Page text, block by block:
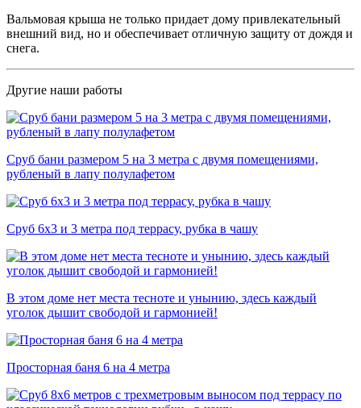
Вальмовая крыша не только придает дому привлекательный
внешний вид, но и обеспечивает отличную защиту от дождя и
снега.
Другие наши работы
Сруб бани размером 5 на 3 метра с двумя помещениями,
рубленый в лапу полулафетом
Сруб 6х3 и 3 метра под террасу, рубка в чашу
В этом доме нет места тесноте и унынию, здесь каждый
уголок дышит свободой и гармонией!
Просторная баня 6 на 4 метра